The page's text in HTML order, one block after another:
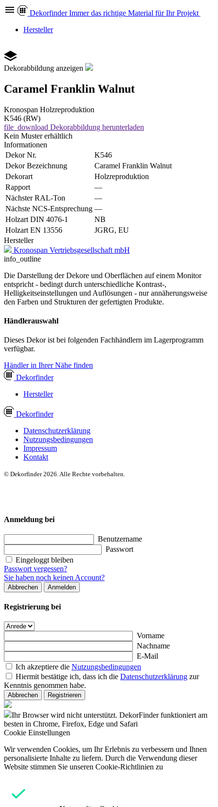
Dekorfinder Immer das richtige Material für Ihr Projekt
Hersteller
Dekorabbildung anzeigen
Caramel Franklin Walnut
Kronospan Holzreproduktion
K546 (RW)
file_download Dekorabbildung herunterladen
Kein Muster erhältlich
Informationen
Dekor Nr.
K546
Dekor Bezeichnung
Caramel Franklin Walnut
Dekorart
Holzreproduktion
Rapport
—
Nächster RAL-Ton
—
Nächste NCS-Entsprechung —
Holzart DIN 4076-1
NB
Holzart EN 13556
JGRG, EU
Hersteller
Kronospan Vertriebsgesellschaft mbH
info_outline
Die Darstellung der Dekore und Oberflächen auf einem Monitor
entspricht - bedingt durch unterschiedliche Kontrast-,
Helligkeitseinstellungen und Auflösungen - nur annäherungsweise
den Farben und Strukturen der gefertigten Produkte.
Händlerauswahl
Dieses Dekor ist bei folgenden Fachhändlern im Lagerprogramm
verfügbar.
Händler in Ihrer Nähe finden
Dekorfinder
Hersteller
Dekorfinder
Datenschutzerklärung
Nutzungsbedingungen
Impressum
Kontakt
© Dekorfinder 2026. Alle Rechte vorbehalten.
Anmeldung bei
Benutzername
Passwort
Eingeloggt bleiben
Passwort vergessen?
Sie haben noch keinen Account?
Abbrechen Anmelden
Registrierung bei
Vorname
Nachname
E-Mail
Ich akzeptiere die Nutzungsbedingungen
Hiermit bestätige ich, dass ich die Datenschutzerklärung zur
Kenntnis genommen habe.
Abbrechen Registrieren
Ihr Browser wird nicht unterstützt. DekorFinder funktioniert am
besten in Chrome, Firefox, Edge und Safari
Cookie Einstellungen
Wir verwenden Cookies, um Ihr Erlebnis zu verbessern und Ihnen
personalisierte Inhalte zu liefern. Durch die Verwendung dieser
Website stimmen Sie unseren Cookie-Richtlinien zu